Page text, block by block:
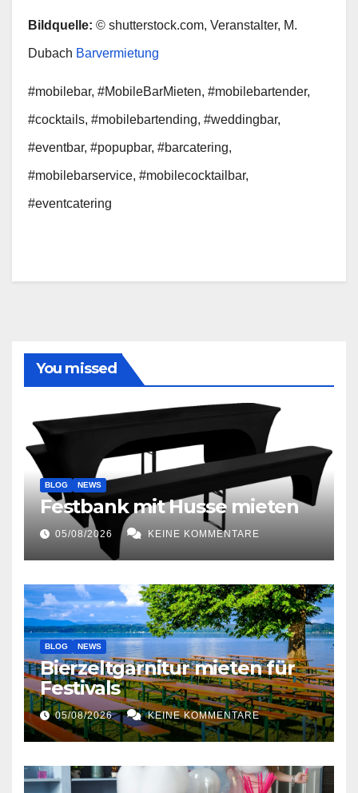
Bildquelle: © shutterstock.com, Veranstalter, M.
Dubach Barvermietung
#mobilebar, #MobileBarMieten, #mobilebartender,
#cocktails, #mobilebartending, #weddingbar,
#eventbar, #popupbar, #barcatering,
#mobilebarservice, #mobilecocktailbar,
#eventcatering
You missed
BLOG NEWS
Festbank mit Husse mieten
05/08/2026 KEINE KOMMENTARE
BLOG NEWS
Bierzeltgarnitur mieten für
Festivals
05/08/2026 KEINE KOMMENTARE